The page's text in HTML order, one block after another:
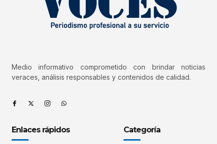
Medio informativo comprometido con brindar noticias
veraces, análisis responsables y contenidos de calidad.
Enlaces rápidos Categoría